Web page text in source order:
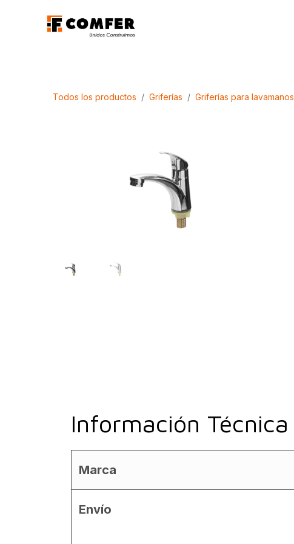
Todos los productos Griferías Griferías para lavamanos
Información Técnica
Marca
Envío